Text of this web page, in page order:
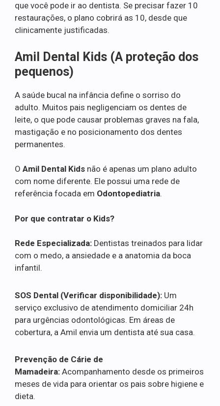
que você pode ir ao dentista. Se precisar fazer 10
restaurações, o plano cobrirá as 10, desde que
clinicamente justificadas.
Amil Dental Kids (A proteção dos
pequenos)
A saúde bucal na infância define o sorriso do
adulto. Muitos pais negligenciam os dentes de
leite, o que pode causar problemas graves na fala,
mastigação e no posicionamento dos dentes
permanentes.
O Amil Dental Kids não é apenas um plano adulto
com nome diferente. Ele possui uma rede de
referência focada em Odontopediatria.
Por que contratar o Kids?
Rede Especializada: Dentistas treinados para lidar
com o medo, a ansiedade e a anatomia da boca
infantil.
SOS Dental (Verificar disponibilidade): Um
serviço exclusivo de atendimento domiciliar 24h
para urgências odontológicas. Em áreas de
cobertura, a Amil envia um dentista até sua casa.
Prevenção de Cárie de
Mamadeira: Acompanhamento desde os primeiros
meses de vida para orientar os pais sobre higiene e
dieta.